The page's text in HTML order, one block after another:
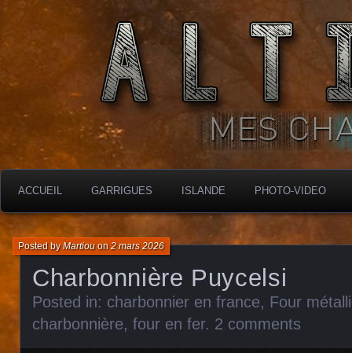
ALTIMARA
MES CHARBONNIÈRES
ACCUEIL GARRIGUES ISLANDE PHOTO-VIDEO
Charbonnière Puycelsi
Posted byMartiouon2 mars 2026
Posted in: charbonnier en france, Four
charbonnière, four en fer. 2 comments